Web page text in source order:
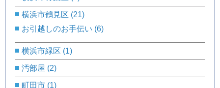
横浜市鶴見区 (21)
お引越しのお手伝い (6)
横浜市緑区 (1)
汚部屋 (2)
町田市 (1)